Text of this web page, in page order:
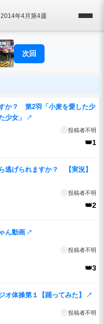
2014年4月第4週
次回
か？ 第2羽「小麦を愛した少
少女」
↗
投稿者不明
👑1
逃げられますか？ 【実況】
投稿者不明
👑2
ん動画 ↗
投稿者不明
👑3
オ体操第１【踊ってみた】 ↗
投稿者不明